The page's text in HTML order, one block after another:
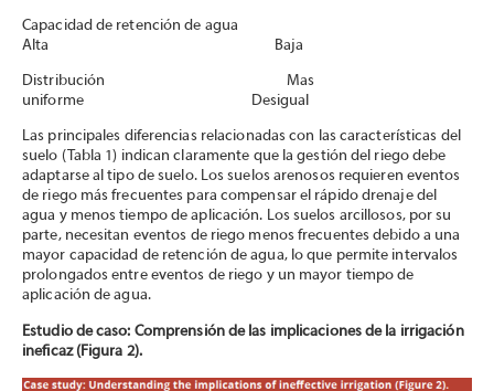
Capacidad de retención de agua
Alta Baja
Distribución Mas
uniforme Desigual
Las principales diferencias relacionadas con las características del
suelo (Tabla 1) indican claramente que la gestión del riego debe
adaptarse al tipo de suelo. Los suelos arenosos requieren eventos
de riego más frecuentes para compensar el rápido drenaje del
agua y menos tiempo de aplicación. Los suelos arcillosos, por su
parte, necesitan eventos de riego menos frecuentes debido a una
mayor capacidad de retención de agua, lo que permite intervalos
prolongados entre eventos de riego y un mayor tiempo de
aplicación de agua.
Estudio de caso: Comprensión de las implicaciones de la irrigación
ineficaz (Figura 2).